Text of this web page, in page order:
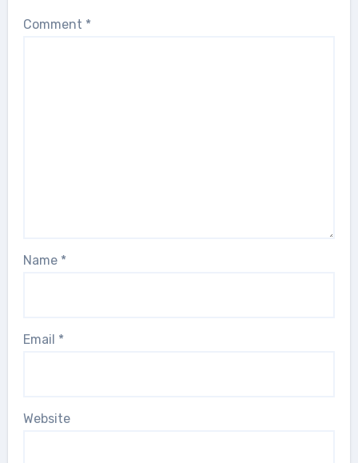
Comment *
Name *
Email *
Website